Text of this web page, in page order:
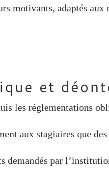
motivants, adaptés aux
les réglementations
aux stagiaires que
demandés par